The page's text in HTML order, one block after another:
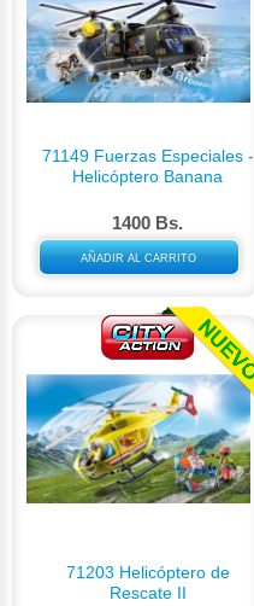
71149 Fuerzas Especiales -
Helicóptero Banana
1400 Bs.
AÑADIR AL CARRITO
71203 Helicóptero de
Rescate II